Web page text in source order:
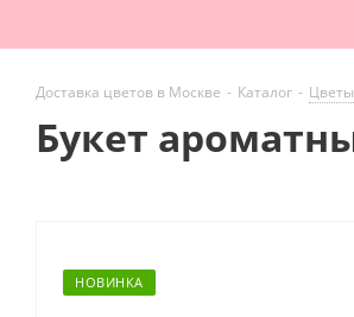
Доставка цветов в Москве - Каталог - Цветы
Букет
НОВИНКА